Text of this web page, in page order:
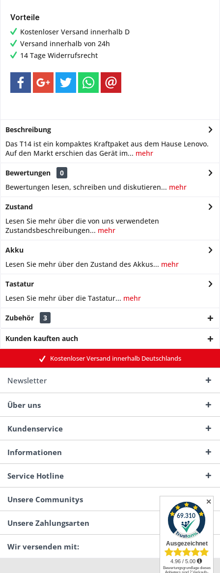
Vorteile
Kostenloser Versand innerhalb D
Versand innerhalb von 24h
14 Tage Widerrufsrecht
Beschreibung
Das T14 ist ein kompaktes Kraftpaket aus dem Hause Lenovo.
Auf den Markt erschien das Gerät im... mehr
Bewertungen
0
Bewertungen lesen, schreiben und diskutieren... mehr
Zustand
Lesen Sie mehr über die von uns verwendeten
Zustandsbeschreibungen... mehr
Akku
Lesen Sie mehr über den Zustand des Akkus... mehr
Tastatur
Lesen Sie mehr über die Tastatur... mehr
Zubehör 3
Kunden kauften auch
Kostenloser Versand innerhalb Deutschlands
Newsletter
Über uns
Kundenservice
Informationen
Service Hotline
Unsere Communitys
Unsere Zahlungsarten
Wir versenden mit:
✕